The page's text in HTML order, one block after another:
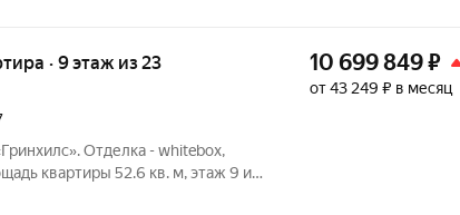
· 9 этаж из 23
Отделка - whitebox,
52.6 кв. м, этаж 9 из
10 699 849₽
от 43 249 ₽ в месяц